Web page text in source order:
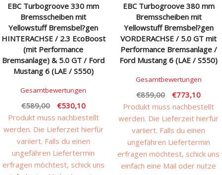
EBC Turbogroove 330 mm
Bremsscheiben mit
Yellowstuff Bremsbel?gen
HINTERACHSE / 2.3 EcoBoost
(mit Performance
Bremsanlage) & 5.0 GT / Ford
Mustang 6 (LAE / S550)
Gesamtbewertungen
€589,00
Ursprünglicher
Preis
war:
€589,00
€530,10Aktueller
Preis
ist:
€530,10.
Produkt muss nachbestellt
werden. Die Lieferzeit hierfür
variiert. Falls du einen
ungefähren Liefertermin
erfragen möchtest, schick uns
EBC Turbogroove 380 mm
Bremsscheiben mit
Yellowstuff Bremsbel?gen
VORDERACHSE / 5.0 GT mit
Performance Bremsanlage /
Ford Mustang 6 (LAE / S550)
Gesamtbewertungen
€859,00
Ursprünglicher
Preis
war:
€859,00
€773,10
Preis
ist:
Produkt muss nachbestellt
werden. Die Lieferzeit hierfür
variiert. Falls du einen
ungefähren Liefertermin
erfragen möchtest, schick uns
einfach eine Mail oder nutze